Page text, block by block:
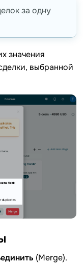
за одну
значения
выбранной
(Merge).